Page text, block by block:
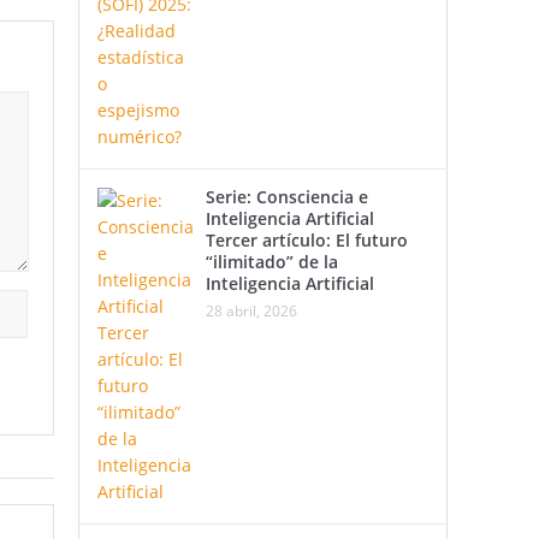
Serie: Consciencia e
Inteligencia Artificial
Tercer artículo: El futuro
“ilimitado” de la
Inteligencia Artificial
28 abril, 2026